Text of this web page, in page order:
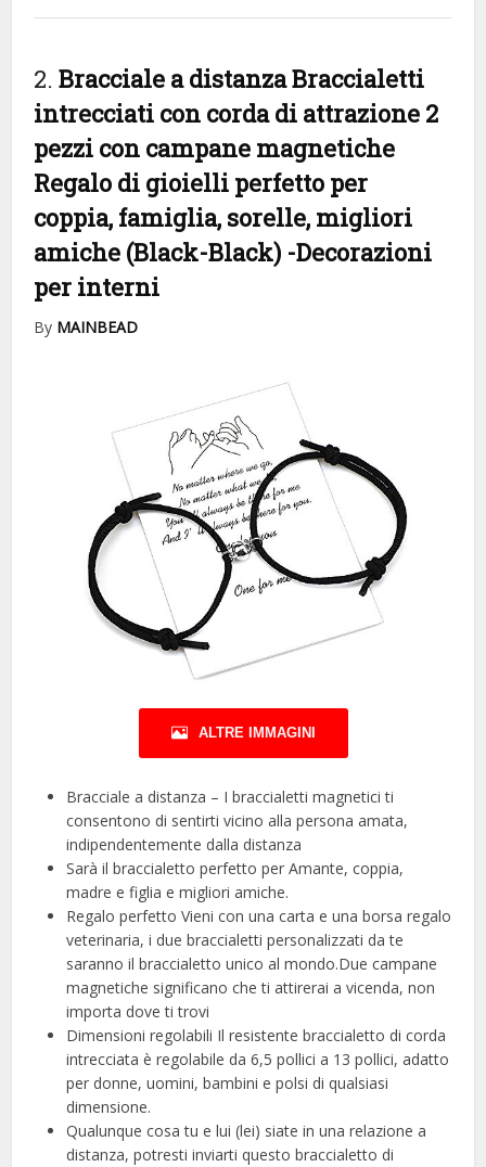
2.Bracciale a distanza Braccialetti
intrecciati con corda di attrazione 2
pezzi con campane magnetiche
Regalo di gioielli perfetto per
coppia, famiglia, sorelle, migliori
amiche (Black-Black) -Decorazioni
per interni
By MAINBEAD
ALTRE IMMAGINI
Bracciale a distanza – I braccialetti magnetici ti
consentono di sentirti vicino alla persona amata,
indipendentemente dalla distanza
Sarà il braccialetto perfetto per Amante, coppia,
madre e figlia e migliori amiche.
Regalo perfetto Vieni con una carta e una borsa regalo
veterinaria, i due braccialetti personalizzati da te
saranno il braccialetto unico al mondo.Due campane
magnetiche significano che ti attirerai a vicenda, non
importa dove ti trovi
Dimensioni regolabili Il resistente braccialetto di corda
intrecciata è regolabile da 6,5 pollici a 13 pollici, adatto
per donne, uomini, bambini e polsi di qualsiasi
dimensione.
Qualunque cosa tu e lui (lei) siate in una relazione a
distanza, potresti inviarti questo braccialetto di